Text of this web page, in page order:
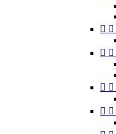
 
 
 
 